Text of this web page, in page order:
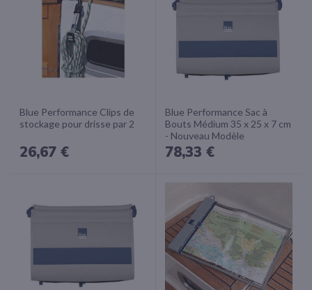
Blue Performance Clips de
stockage pour drisse par 2
26,67 €
Blue Performance Sac à
Bouts Médium 35 x 25 x 7 cm
- Nouveau Modèle
78,33 €